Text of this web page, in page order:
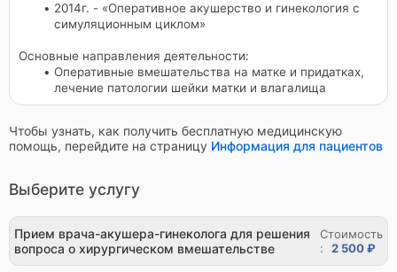
2014г. - «Оперативное акушерство и гинекология с
симуляционным циклом»
Основные направления деятельности:
Оперативные вмешательства на матке и придатках,
лечение патологии шейки матки и влагалища
Чтобы узнать, как получить бесплатную медицинскую
помощь, перейдите на страницу Информация для пациентов
Выберите услугу
Прием врача-акушера-гинеколога для решения
вопроса о хирургическом вмешательстве
Стоимость
:
2 500 ₽